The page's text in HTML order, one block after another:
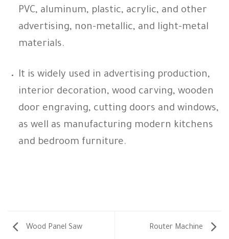
PVC, aluminum, plastic, acrylic, and other
advertising, non-metallic, and light-metal
materials.
It is widely used in advertising production,
interior decoration, wood carving, wooden
door engraving, cutting doors and windows,
as well as manufacturing modern kitchens
and bedroom furniture.
Wood Panel Saw Router Machine